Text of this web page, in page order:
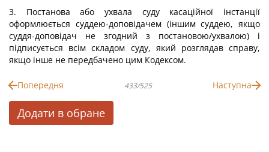
3. Постанова або ухвала суду касаційної інстанції
оформлюється суддею-доповідачем (іншим суддею, якщо
суддя-доповідач не згодний з постановою/ухвалою) і
підписується всім складом суду, який розглядав справу,
якщо інше не передбачено цим Кодексом.
Попередня 433/525 Наступна
Додати в обране